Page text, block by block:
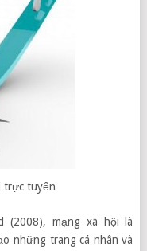
trực tuyến
(2008), mạng xã hội là
những trang cá nhân và